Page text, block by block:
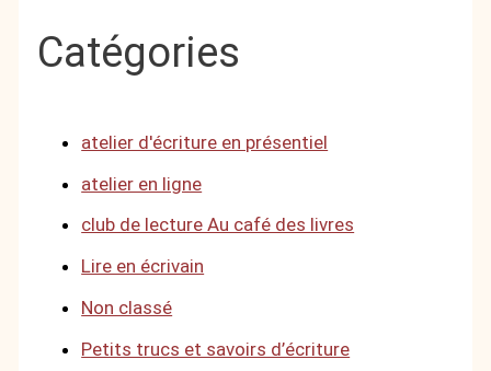
Catégories
atelier d'écriture en présentiel
atelier en ligne
club de lecture Au café des livres
Lire en écrivain
Non classé
Petits trucs et savoirs d’écriture